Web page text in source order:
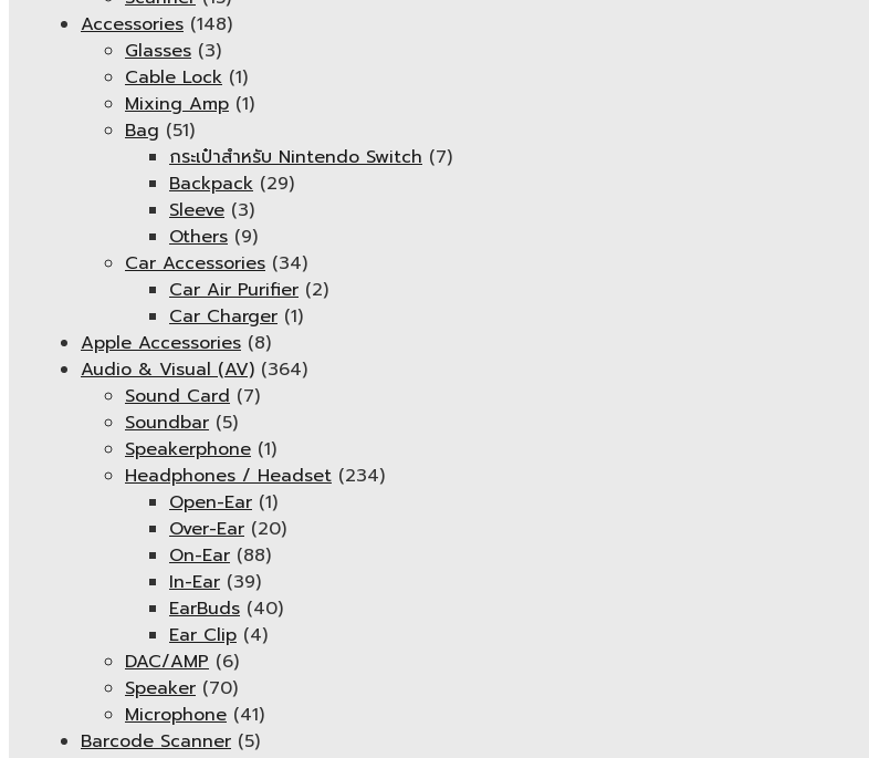
Accessories (148)
Glasses (3)
Cable Lock (1)
Mixing Amp (1)
Bag (51)
กระเป๋าสำหรับ Nintendo Switch (7)
Backpack (29)
Sleeve (3)
Others (9)
Car Accessories (34)
Car Air Purifier (2)
Car Charger (1)
Apple Accessories (8)
Audio & Visual (AV) (364)
Sound Card (7)
Soundbar (5)
Speakerphone (1)
Headphones / Headset (234)
Open-Ear (1)
Over-Ear (20)
On-Ear (88)
In-Ear (39)
EarBuds (40)
Ear Clip (4)
DAC/AMP (6)
Speaker (70)
Microphone (41)
Barcode Scanner (5)